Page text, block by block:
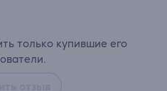
только купившие его